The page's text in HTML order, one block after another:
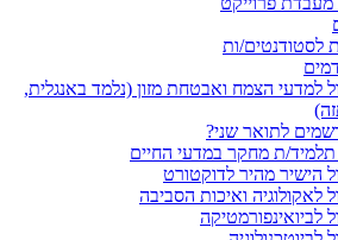
לסטודנטים/ות
למדעי הצמח ואבטחת מזון (נלמד באנגלית,
לתואר שני?
תלמיד/ת מחקר במדעי החיים
הישיר מהיר לדוקטורט
לאקולוגיה ואיכות הסביבה
לביואינפורמטיקה